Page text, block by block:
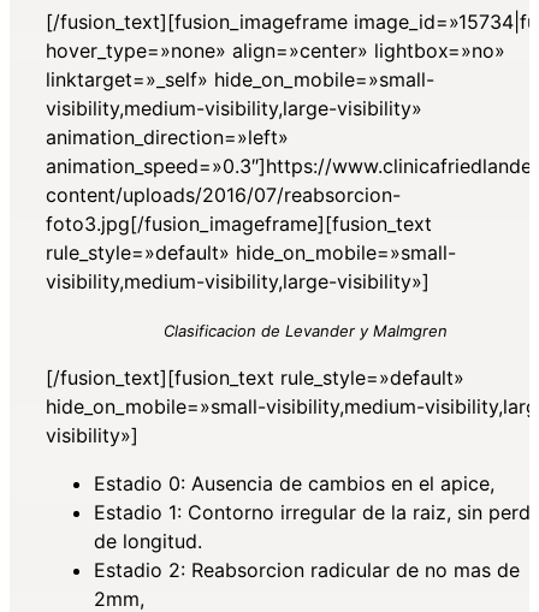
[/fusion_text][fusion_imageframe
hover_type=»none» align=»center» lightbox=»no»
linktarget=»_self» hide_on_mobile=»small-
visibility,medium-visibility,large-visibility»
animation_direction=»left»
animation_speed=»0.3″]https://
content/uploads/2016/07/reabsorcion-
foto3.jpg[/fusion_imageframe][fusion_text
rule_style=»default» hide_on_mobile=»small-
visibility,medium-visibility,large-visibility»]
Clasificacion de Levander y Malmgren
[/fusion_text][fusion_text rule_style=»default»
hide_on_mobile=»small-visibility,medium-
visibility»]
Estadio 0: Ausencia de cambios en el apice,
Estadio 1: Contorno irregular de la raiz, sin
de longitud.
Estadio 2: Reabsorcion radicular de no mas de
2mm,